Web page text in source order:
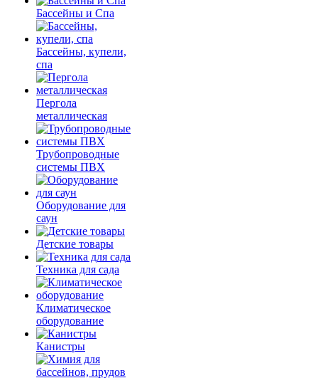
Бассейны и Спа
Бассейны, купели,
спа
Пергола
металлическая
Трубопроводные
системы ПВХ
Оборудование для
саун
Детские товары
Техника для сада
Климатическое
оборудование
Канистры